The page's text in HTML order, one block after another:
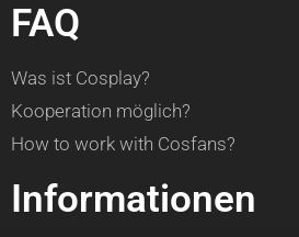
FAQ
Was ist Cosplay?
Kooperation möglich?
How to work with Cosfans?
Informationen